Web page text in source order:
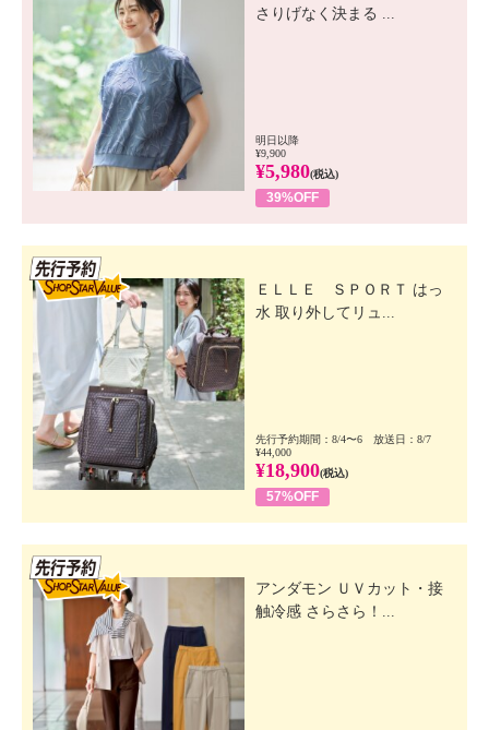
さりげなく決まる ...
明日以降
¥9,900
¥5,980(税込)
39%OFF
ＥＬＬＥ ＳＰＯＲＴ はっ
水 取り外してリュ...
先行予約期間：8/4〜6 放送日：8/7
¥44,000
¥18,900(税込)
57%OFF
アンダモン ＵＶカット・接
触冷感 さらさら！...